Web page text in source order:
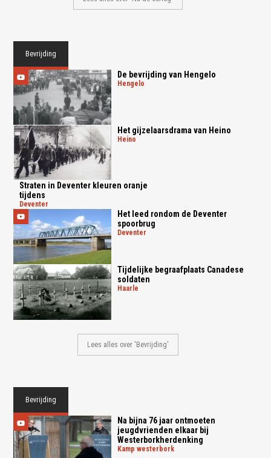
Bevrijding
De bevrijding van Hengelo
hengelo
Het gijzelaarsdrama van Heino
heino
Straten in Deventer kleuren oranje
tijdens
deventer
Het leed rondom de Deventer
spoorbrug
deventer
Tijdelijke begraafplaats Canadese
soldaten
haarle
Lees alles over 'Bevrijding'
Bevrijding
Na bijna 76 jaar ontmoeten
jeugdvrienden elkaar bij
Westerborkherdenking
kamp westerbork